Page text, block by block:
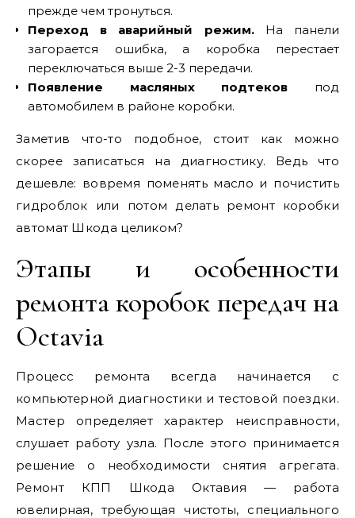
прежде чем тронуться.
Переход в аварийный режим.На панели
загорается ошибка, а коробка перестает
переключаться выше 2-3 передачи.
Появление масляных подтеков под
автомобилем в районе коробки.
Заметив что-то подобное, стоит как можно
скорее записаться на диагностику. Ведь что
дешевле: вовремя поменять масло и почистить
гидроблок или потом делать ремонт коробки
автомат Шкода целиком?
Этапы и особенности
ремонта коробок передач на
Octavia
Процесс ремонта всегда начинается с
компьютерной диагностики и тестовой поездки.
Мастер определяет характер неисправности,
слушает работу узла. После этого принимается
решение о необходимости снятия агрегата.
Ремонт КПП Шкода Октавия — работа
ювелирная, требующая чистоты, специального